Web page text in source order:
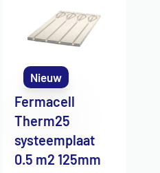
Nieuw
Fermacell
Therm25
systeemplaat
0.5 m2 125mm